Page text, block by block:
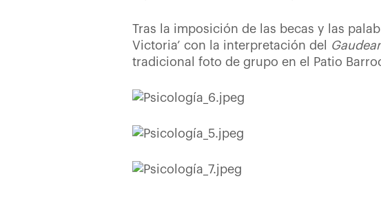
Tras la imposición de las becas y las
Victoria’ con la interpretación del
tradicional foto de grupo en el Patio